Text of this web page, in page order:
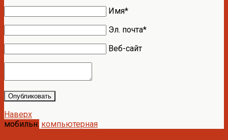
Имя*
Эл. почта*
Веб-сайт
Опубликовать
Наверх
мобильн. компьютерная